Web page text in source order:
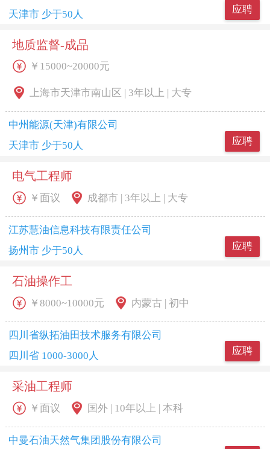
应聘
天津市 少于50人
地质监督-成品
应聘
￥15000~20000元
上海市天津市南山区 | 3年以上 | 大专
中州能源(天津)有限公司
天津市 少于50人
电气工程师
应聘
￥面议 成都市 | 3年以上 | 大专
江苏慧油信息科技有限责任公司
扬州市 少于50人
石油操作工
应聘
￥8000~10000元 内蒙古 | 初中
四川省纵拓油田技术服务有限公司
四川省 1000-3000人
采油工程师
￥面议 国外 | 10年以上 | 本科
中曼石油天然气集团股份有限公司